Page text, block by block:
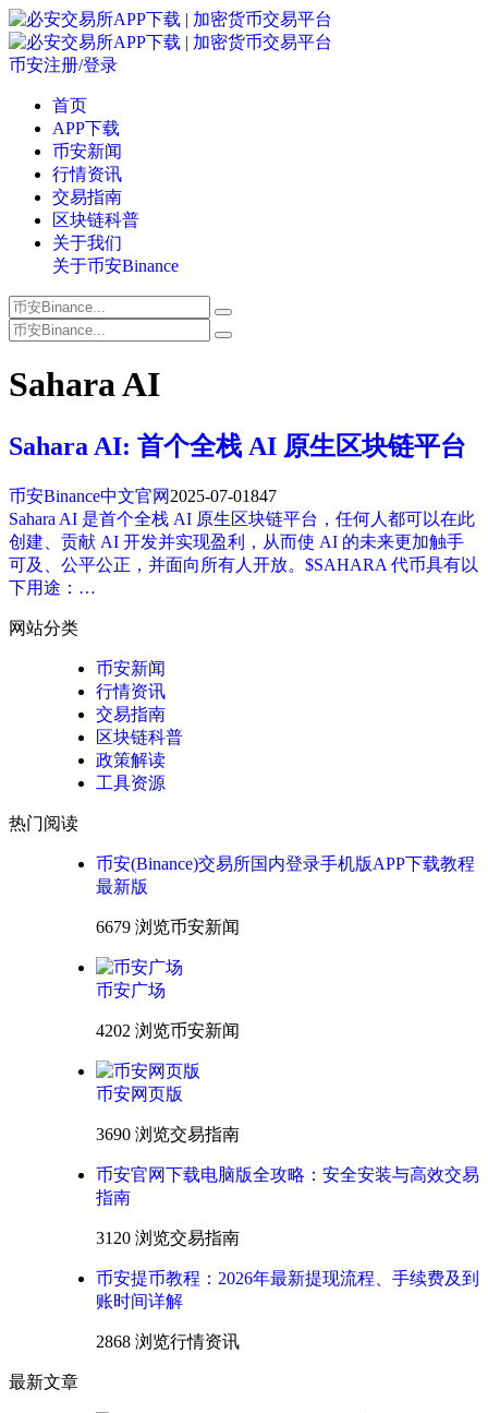
币安注册/登录
首页
APP下载
币安新闻
行情资讯
交易指南
区块链科普
关于我们
关于币安Binance
Sahara AI
Sahara AI: 首个全栈 AI 原生区块链平台
币安Binance中文官网 2025-07-01847
Sahara AI 是首个全栈 AI 原生区块链平台，任何人都可以在此
创建、贡献 AI 开发并实现盈利，从而使 AI 的未来更加触手
可及、公平公正，并面向所有人开放。$SAHARA 代币具有以
下用途：…
网站分类
币安新闻
行情资讯
交易指南
区块链科普
政策解读
工具资源
热门阅读
币安(Binance)交易所国内登录手机版APP下载教程
最新版
6679 浏览币安新闻
币安广场
4202 浏览币安新闻
币安网页版
3690 浏览交易指南
币安官网下载电脑版全攻略：安全安装与高效交易
指南
3120 浏览交易指南
币安提币教程：2026年最新提现流程、手续费及到
账时间详解
2868 浏览行情资讯
最新文章